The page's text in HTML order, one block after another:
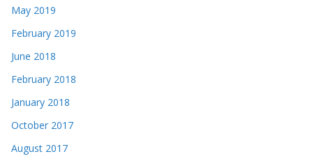
May 2019
February 2019
June 2018
February 2018
January 2018
October 2017
August 2017